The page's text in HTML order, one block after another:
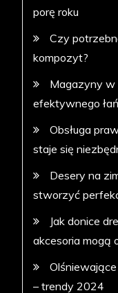
porę roku
Czy
kompozyt?
Magazyny
efektywnego
Obsługa
staje się
Desery na
stworzyć
Jak donice
akcesoria mogą
– trendy 2024